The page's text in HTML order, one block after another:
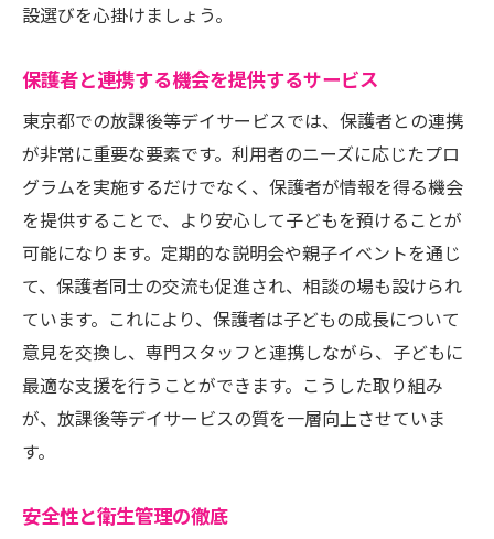
保護者が参加できる見学会の利用
利用者の声を反映したサービス改善
保護者からのフィードバックの活用
設選びを心掛けましょう。
保護者と連携する機会を提供するサービス
東京都での放課後等デイサービスでは、保護者との連携
が非常に重要な要素です。利用者のニーズに応じたプロ
グラムを実施するだけでなく、保護者が情報を得る機会
を提供することで、より安心して子どもを預けることが
可能になります。定期的な説明会や親子イベントを通じ
て、保護者同士の交流も促進され、相談の場も設けられ
ています。これにより、保護者は子どもの成長について
意見を交換し、専門スタッフと連携しながら、子どもに
最適な支援を行うことができます。こうした取り組み
が、放課後等デイサービスの質を一層向上させていま
す。
安全性と衛生管理の徹底